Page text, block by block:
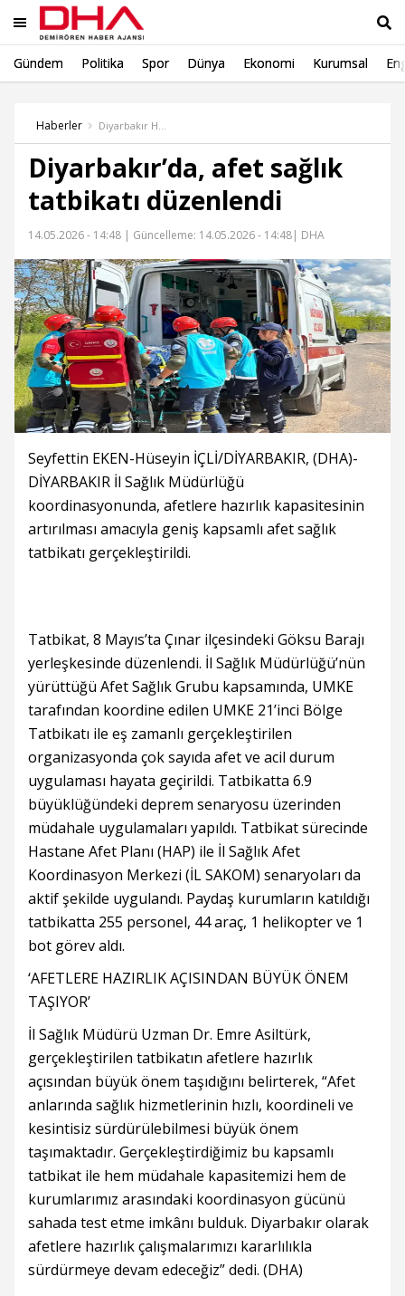
Gündem Politika Spor Dünya Ekonomi Kurumsal
Haberler
Diyarbakır’da, afet sağlık
tatbikatı düzenlendi
14.05.2026 - 14:48 | Güncelleme: 14.05.2026 - 14:48| DHA
Seyfettin EKEN-Hüseyin İÇLİ/DİYARBAKIR, (DHA)-
DİYARBAKIR İl Sağlık Müdürlüğü
koordinasyonunda, afetlere hazırlık kapasitesinin
artırılması amacıyla geniş kapsamlı afet sağlık
tatbikatı gerçekleştirildi.
Tatbikat, 8 Mayıs’ta Çınar ilçesindeki Göksu Barajı
yerleşkesinde düzenlendi. İl Sağlık Müdürlüğü’nün
yürüttüğü Afet Sağlık Grubu kapsamında, UMKE
tarafından koordine edilen UMKE 21’inci Bölge
Tatbikatı ile eş zamanlı gerçekleştirilen
organizasyonda çok sayıda afet ve acil durum
uygulaması hayata geçirildi. Tatbikatta 6.9
büyüklüğündeki deprem senaryosu üzerinden
müdahale uygulamaları yapıldı. Tatbikat sürecinde
Hastane Afet Planı (HAP) ile İl Sağlık Afet
Koordinasyon Merkezi (İL SAKOM) senaryoları da
aktif şekilde uygulandı. Paydaş kurumların katıldığı
tatbikatta 255 personel, 44 araç, 1 helikopter ve 1
bot görev aldı.
‘AFETLERE HAZIRLIK AÇISINDAN BÜYÜK ÖNEM
TAŞIYOR’
İl Sağlık Müdürü Uzman Dr. Emre Asiltürk,
gerçekleştirilen tatbikatın afetlere hazırlık
açısından büyük önem taşıdığını belirterek, “Afet
anlarında sağlık hizmetlerinin hızlı, koordineli ve
kesintisiz sürdürülebilmesi büyük önem
taşımaktadır. Gerçekleştirdiğimiz bu kapsamlı
tatbikat ile hem müdahale kapasitemizi hem de
kurumlarımız arasındaki koordinasyon gücünü
sahada test etme imkânı bulduk. Diyarbakır olarak
afetlere hazırlık çalışmalarımızı kararlılıkla
sürdürmeye devam edeceğiz” dedi. (DHA)